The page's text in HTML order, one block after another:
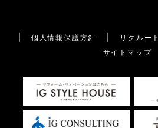
個人情報保護方針 リクルート
サイトマップ